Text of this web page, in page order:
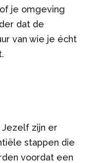
je omgeving
dat de
van wie je écht
zijn er
stappen die
voordat een